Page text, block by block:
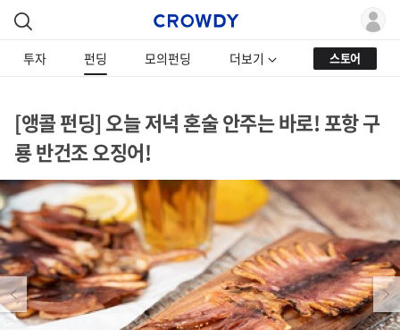
투자 펀딩 모의펀딩 더보기 스토어
[앵콜 펀딩] 오늘 저녁 혼술 안주는 바로! 포항 구
룡 반건조 오징어!
Previous Next